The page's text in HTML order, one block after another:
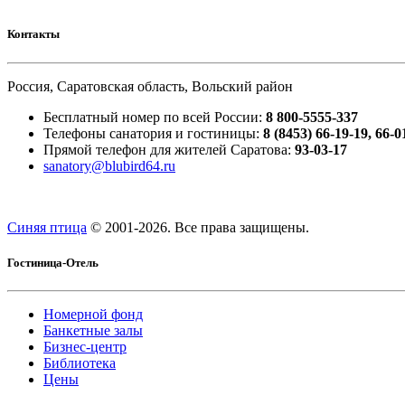
Контакты
Россия, Саратовская область, Вольский район
Бесплатный номер по всей России: 8 800-5555-337
Телефоны санатория и гостиницы: 8 (8453) 66-19-19, 66-
Прямой телефон для жителей Саратова: 93-03-17
sanatory@blubird64.ru
Синяя птица © 2001-2026. Все права защищены.
Гостиница-Отель
Номерной фонд
Банкетные залы
Бизнес-центр
Библиотека
Цены